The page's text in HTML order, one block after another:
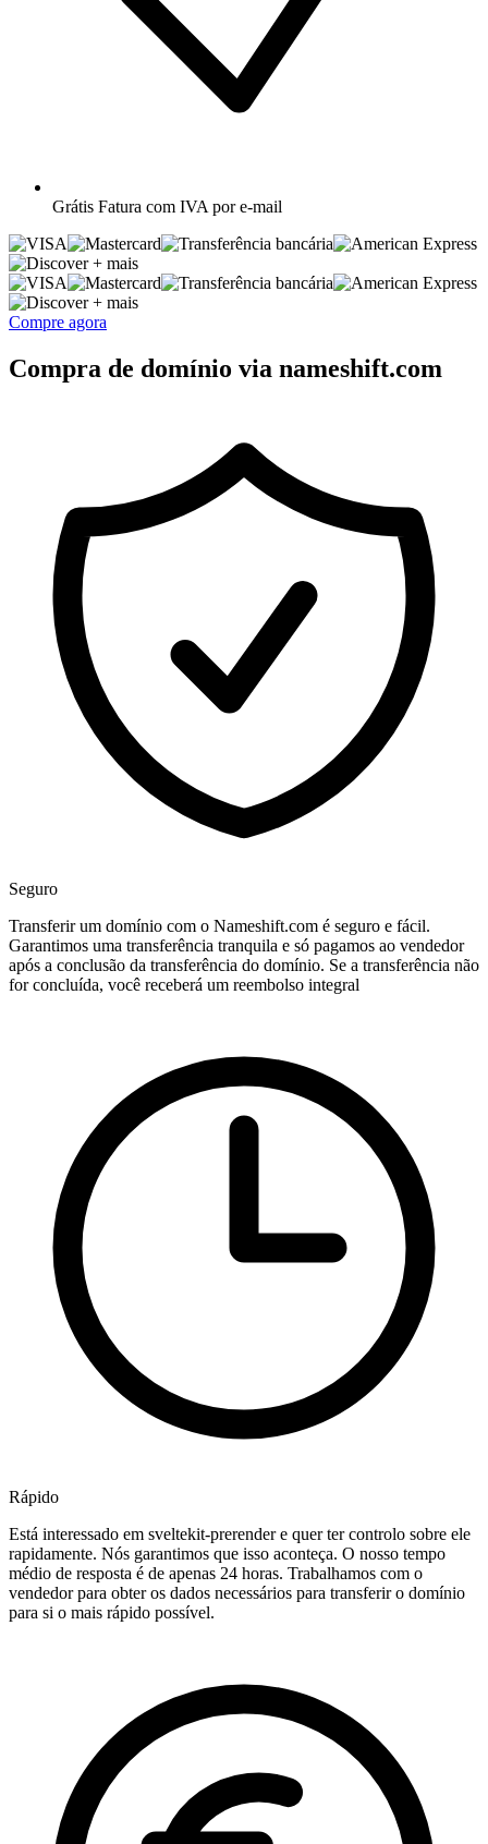
Grátis Fatura com IVA por e-mail
+ mais
+ mais
Compre agora
Compra de domínio via nameshift.com
Seguro
Transferir um domínio com o Nameshift.com é seguro e fácil.
Garantimos uma transferência tranquila e só pagamos ao vendedor
após a conclusão da transferência do domínio. Se a transferência não
for concluída, você receberá um reembolso integral
Rápido
Está interessado em sveltekit-prerender e quer ter controlo sobre ele
rapidamente. Nós garantimos que isso aconteça. O nosso tempo
médio de resposta é de apenas 24 horas. Trabalhamos com o
vendedor para obter os dados necessários para transferir o domínio
para si o mais rápido possível.